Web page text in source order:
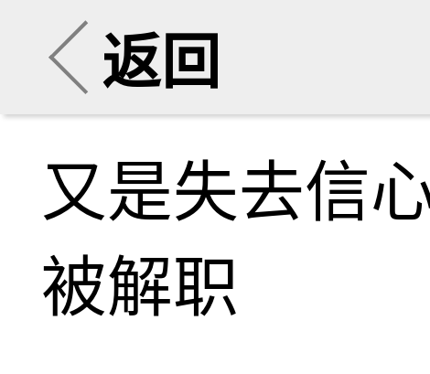
返回
又是失去信
被解职